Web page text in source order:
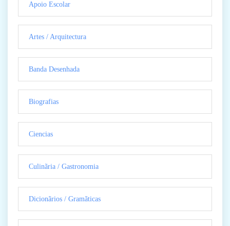
Apoio Escolar
Artes / Arquitectura
Banda Desenhada
Biografias
Ciencias
Culinãria / Gastronomia
Dicionãrios / Gramãticas